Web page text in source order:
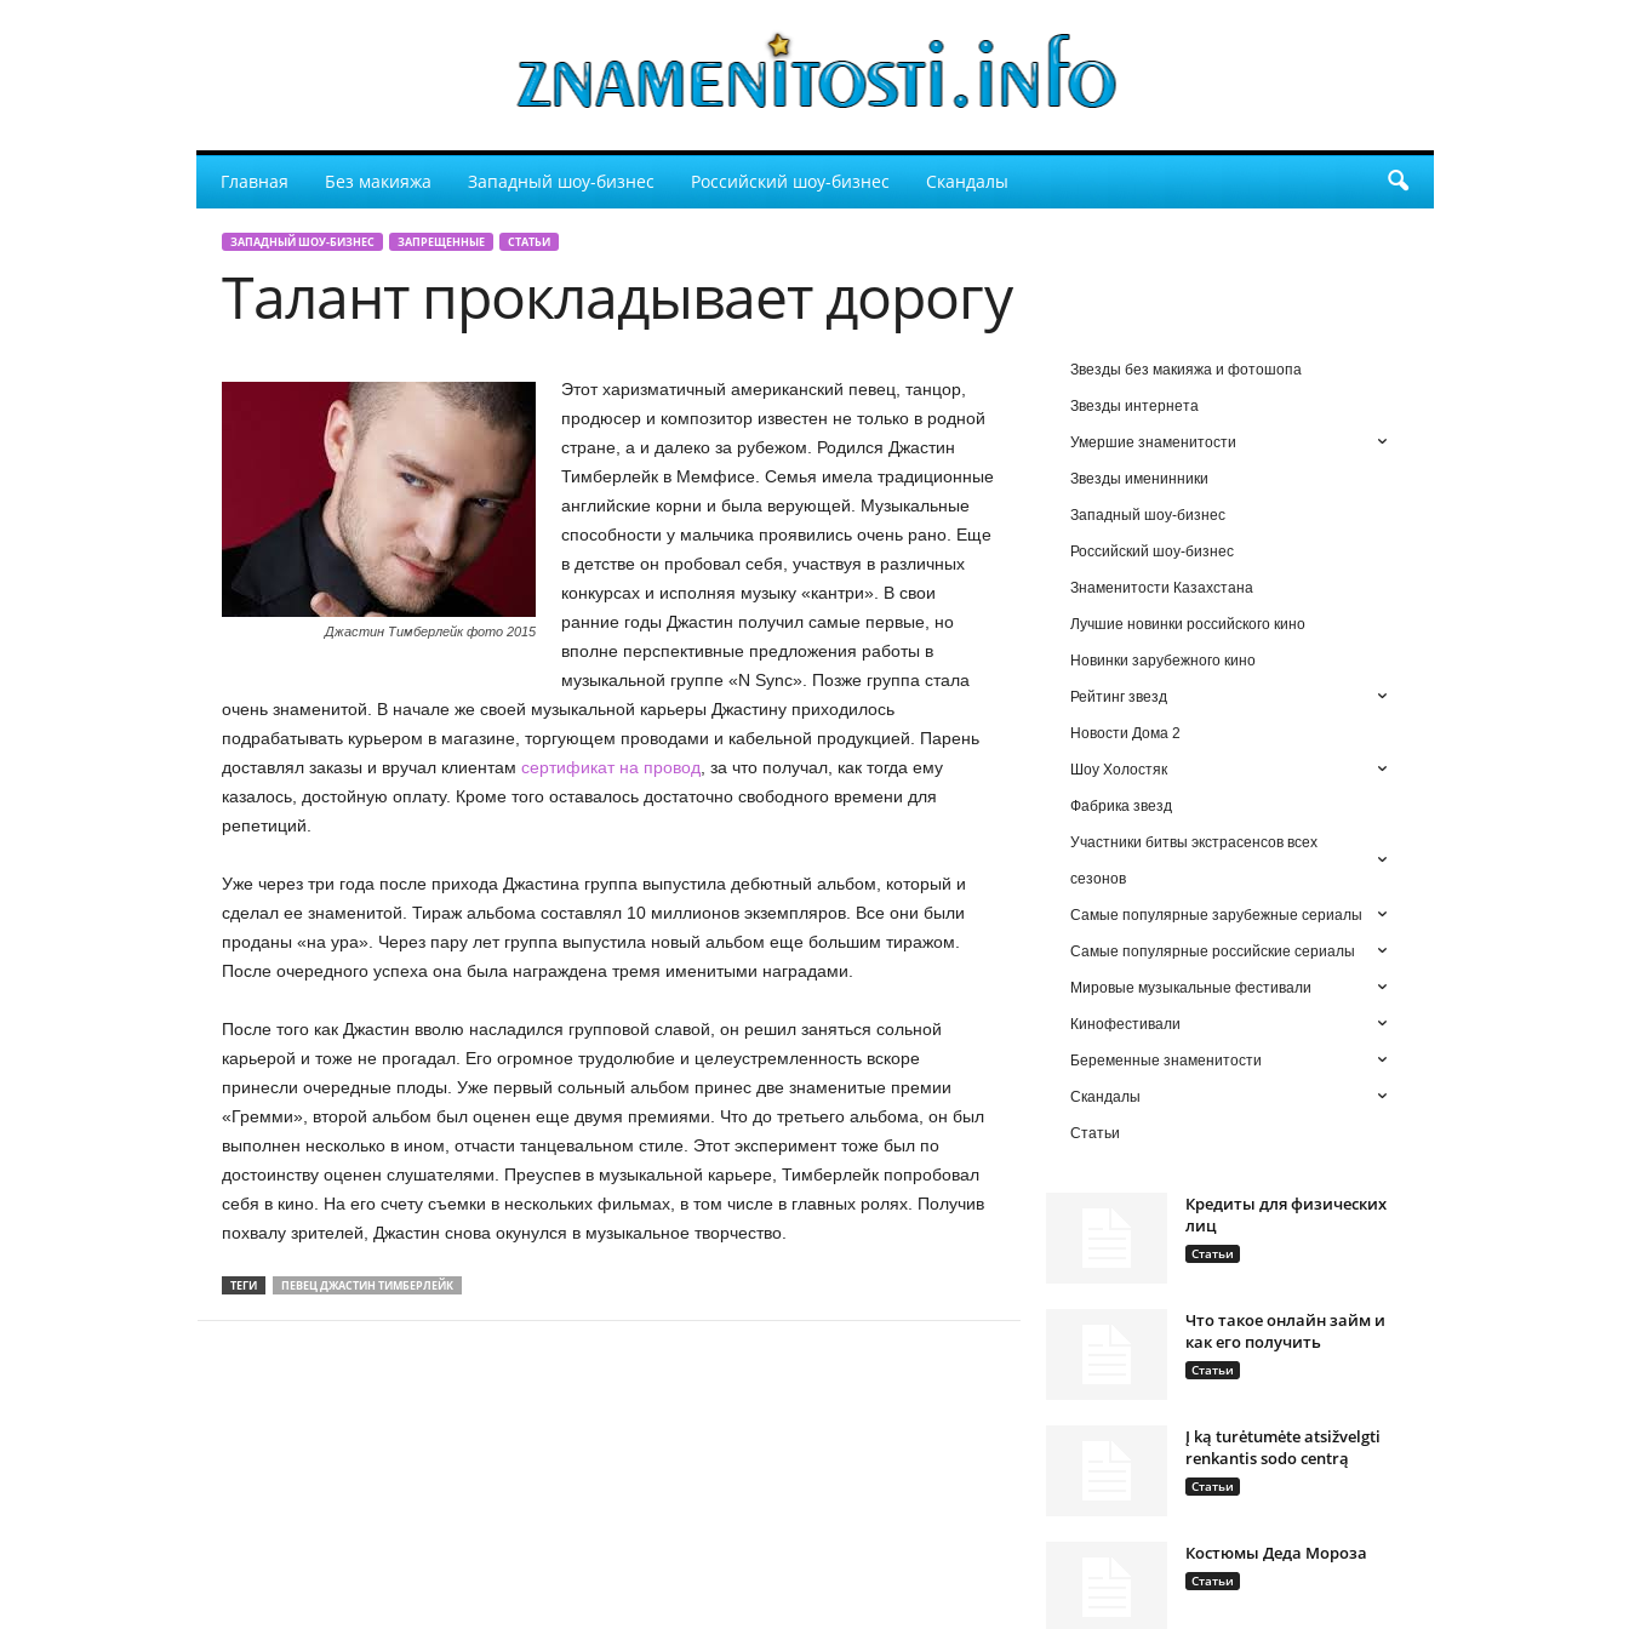
Главная Без макияжа Западный шоу-бизнес Российский шоу-бизнес Скандалы
ЗАПАДНЫЙ ШОУ-БИЗНЕС ЗАПРЕЩЕННЫЕ СТАТЬИ
Талант прокладывает дорогу
Джастин Тимберлейк фото 2015
Этот харизматичный американский певец, танцор,
продюсер и композитор известен не только в родной
стране, а и далеко за рубежом. Родился Джастин
Тимберлейк в Мемфисе. Семья имела традиционные
английские корни и была верующей. Музыкальные
способности у мальчика проявились очень рано. Еще
в детстве он пробовал себя, участвуя в различных
конкурсах и исполняя музыку «кантри». В свои
ранние годы Джастин получил самые первые, но
вполне перспективные предложения работы в
музыкальной группе «N Sync». Позже группа стала
очень знаменитой. В начале же своей музыкальной карьеры Джастину приходилось
подрабатывать курьером в магазине, торгующем проводами и кабельной продукцией. Парень
доставлял заказы и вручал клиентам сертификат на провод , за что получал, как тогда ему
казалось, достойную оплату. Кроме того оставалось достаточно свободного времени для
репетиций.
Уже через три года после прихода Джастина группа выпустила дебютный альбом, который и
сделал ее знаменитой. Тираж альбома составлял 10 миллионов экземпляров. Все они были
проданы «на ура». Через пару лет группа выпустила новый альбом еще большим тиражом.
После очередного успеха она была награждена тремя именитыми наградами.
После того как Джастин вволю насладился групповой славой, он решил заняться сольной
карьерой и тоже не прогадал. Его огромное трудолюбие и целеустремленность вскоре
принесли очередные плоды. Уже первый сольный альбом принес две знаменитые премии
«Гремми», второй альбом был оценен еще двумя премиями. Что до третьего альбома, он был
выполнен несколько в ином, отчасти танцевальном стиле. Этот эксперимент тоже был по
достоинству оценен слушателями. Преуспев в музыкальной карьере, Тимберлейк попробовал
себя в кино. На его счету съемки в нескольких фильмах, в том числе в главных ролях. Получив
похвалу зрителей, Джастин снова окунулся в музыкальное творчество.
ТЕГИ ПЕВЕЦ ДЖАСТИН ТИМБЕРЛЕЙК
Звезды без макияжа и фотошопа
Звезды интернета
Умершие знаменитости
Звезды именинники
Западный шоу-бизнес
Российский шоу-бизнес
Знаменитости Казахстана
Лучшие новинки российского кино
Новинки зарубежного кино
Рейтинг звезд
Новости Дома 2
Шоу Холостяк
Фабрика звезд
Участники битвы экстрасенсов всех
сезонов
Самые популярные зарубежные сериалы
Самые популярные российские сериалы
Мировые музыкальные фестивали
Кинофестивали
Беременные знаменитости
Скандалы
Статьи
Кредиты для физических
лиц
Статьи
Что такое онлайн займ и
как его получить
Статьи
Į ką turėtumėte atsižvelgti
renkantis sodo centrą
Статьи
Костюмы Деда Мороза
Статьи